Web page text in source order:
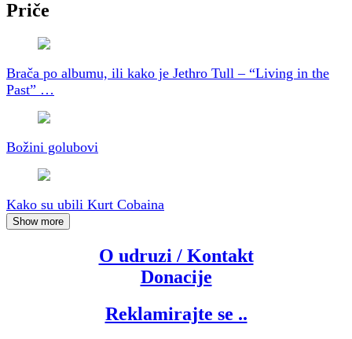
Priče
Brača po albumu, ili kako je Jethro Tull – “Living in the
Past” …
Božini golubovi
Kako su ubili Kurt Cobaina
Show more
O udruzi / Kontakt
Donacije
Reklamirajte se ..